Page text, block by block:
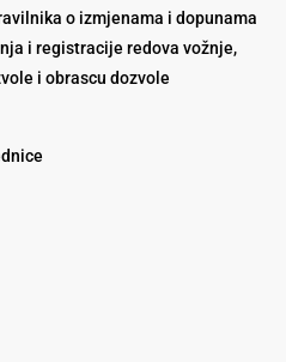
o izmjenama i dopunama
i registracije redova vožnje,
i obrascu dozvole